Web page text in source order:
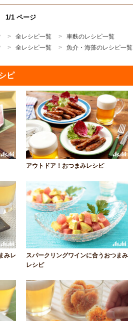
1/1 ページ
全レシピ一覧
車麩のレシピ一覧
全レシピ一覧 魚介・海藻のレシピ一覧
ピ
アウトドア！おつまみレシピ
みレ
スパークリングワインに合うおつまみ
レシピ